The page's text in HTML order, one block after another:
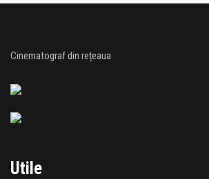
Cinematograf din rețeaua
Utile